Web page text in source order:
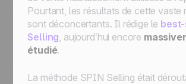
Pourtant, les résultats de cette vaste
sont déconcertants. Il rédige le
Selling, aujourd’hui encore
étudié.
La méthode SPIN Selling était